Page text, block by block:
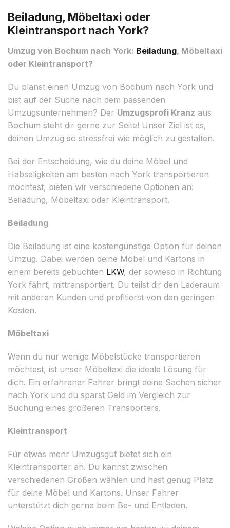
Beiladung, Möbeltaxi oder
Kleintransport nach York?
Umzug von Bochum nach York: Beiladung, Möbeltaxi
oder Kleintransport?
Du planst einen Umzug von Bochum nach York und
bist auf der Suche nach dem passenden
Umzugsunternehmen? Der Umzugsprofi Kranz aus
Bochum steht dir gerne zur Seite! Unser Ziel ist es,
deinen Umzug so stressfrei wie möglich zu gestalten.
Bei der Entscheidung, wie du deine Möbel und
Habseligkeiten am besten nach York transportieren
möchtest, bieten wir verschiedene Optionen an:
Beiladung, Möbeltaxi oder Kleintransport.
Beiladung
Die Beiladung ist eine kostengünstige Option für deinen
Umzug. Dabei werden deine Möbel und Kartons in
einem bereits gebuchten LKW, der sowieso in Richtung
York fährt, mittransportiert. Du teilst dir den Laderaum
mit anderen Kunden und profitierst von den geringen
Kosten.
Möbeltaxi
Wenn du nur wenige Möbelstücke transportieren
möchtest, ist unser Möbeltaxi die ideale Lösung für
dich. Ein erfahrener Fahrer bringt deine Sachen sicher
nach York und du sparst Geld im Vergleich zur
Buchung eines größeren Transporters.
Kleintransport
Für etwas mehr Umzugsgut bietet sich ein
Kleintransporter an. Du kannst zwischen
verschiedenen Größen wählen und hast genug Platz
für deine Möbel und Kartons. Unser Fahrer
unterstützt dich gerne beim Be- und Entladen.